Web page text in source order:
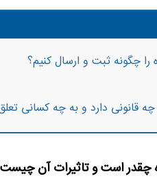
را چگونه ثبت و ارسال کنیم؟
قانونی دارد و به چه کسانی
چقدر است و تاثیرات آن